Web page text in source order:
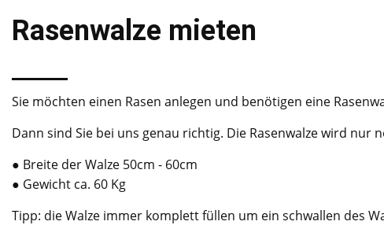
Rasenwalze mieten
Sie möchten einen Rasen anlegen und benötigen eine
Dann sind Sie bei uns genau richtig. Die Rasenwalze wird
● Breite der Walze 50cm - 60cm
● Gewicht ca. 60 Kg
Tipp: die Walze immer komplett füllen um ein schwallen des